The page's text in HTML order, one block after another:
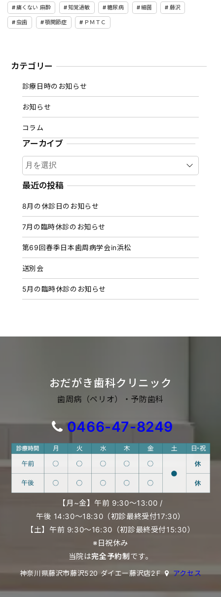
痛くない 麻酔 知覚過敏 糖尿病 細菌 藤沢
虫歯 顎関節症 ＰＭＴＣ
カテゴリー
診療日時のお知らせ
お知らせ
コラム
アーカイブ
ア
ー
カ
ブ
最近の投稿
8月の休診日のお知らせ
7月の臨時休診のお知らせ
第69回春季日本歯周病学会in浜松
送別会
5月の臨時休診のお知らせ
おだがき歯科クリニック
歯周病（ペリオ）・予防歯科
0466-47-8249
【月~金】午前 9:30〜13:00 /
午後 14:30〜18:30（初診最終受付17:30）
【土】午前 9:30〜16:30（初診最終受付15:30）
※日祝休み
当院は完全予約制 です。
神奈川県藤沢市藤沢520 ダイエー藤沢店2Ｆ アクセス